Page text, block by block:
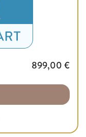
899,00 €